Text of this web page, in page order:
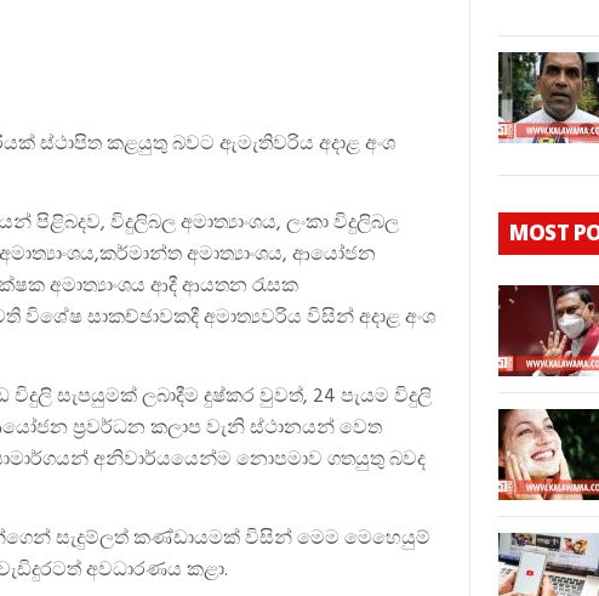
ස්ථාපිත කළයුතු බවට ඇමැතිවරිය අදාළ අංශ
පිළිබදව, විදුලිබල අමාත්‍යාංශය, ලංකා විදුලිබල
අමාත්‍යාංශය, ආයෝජන
අමාත්‍යාංශය ආදී ආයතන රැසක
විශේෂ සාකච්ඡාවකදී අමාත්‍යවරිය විසින් අදාළ අංශ
සැපයුමක් ලබාදීම දුෂ්කර වුවත්, 24 පැයම විදුලි
ප්‍රවර්ධන කලාප වැනි ස්ථානයන් වෙත
අනිවාර්යයෙන්ම නොපමාව ගතයුතු බවද
සැදුම්ලත් කණ්ඩායමක් විසින් මෙම මෙහෙයුම්
අවධාරණය කළා.
MOST